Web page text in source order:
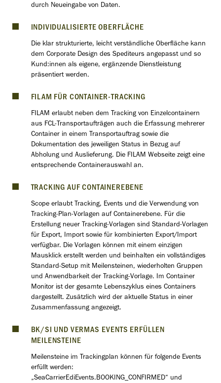
durch Neueingabe von Daten.
INDIVIDUALISIERTE OBERFLÄCHE
Die klar strukturierte, leicht verständliche Oberﬂäche kann
dem Corporate Design des Spediteurs angepasst und so
Kund:innen als eigene, ergänzende Dienstleistung
präsentiert werden.
FILAM FÜR CONTAINER-TRACKING
FILAM erlaubt neben dem Tracking von Einzelcontainern
aus FCL-Transportaufträgen auch die Erfassung mehrerer
Container in einem Transportauftrag sowie die
Dokumentation des jeweiligen Status in Bezug auf
Abholung und Auslieferung. Die FILAM Webseite zeigt eine
entsprechende Containerauswahl an.
TRACKING AUF CONTAINEREBENE
Scope erlaubt Tracking, Events und die Verwendung von
Tracking-Plan-Vorlagen auf Containerebene. Für die
Erstellung neuer Tracking-Vorlagen sind Standard-Vorlagen
für Export, Import sowie für kombinierten Export/Import
verfügbar. Die Vorlagen können mit einem einzigen
Mausklick erstellt werden und beinhalten ein vollständiges
Standard-Setup mit Meilensteinen, wiederholten Gruppen
und Anwendbarkeit der Tracking-Vorlage. Im Container
Monitor ist der gesamte Lebenszyklus eines Containers
dargestellt. Zusätzlich wird der aktuelle Status in einer
Zusammenfassung angezeigt.
BK/SI UND VERMAS EVENTS ERFÜLLEN
MEILENSTEINE
Meilensteine im Trackingplan können für folgende Events
erfüllt werden:
„SeaCarrierEdiEvents.BOOKING_CONFIRMED“ und